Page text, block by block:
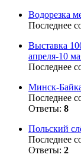
Водорезка
Последнее
Выставка
апреля-10
Последнее
Минск-
Последнее
Ответы: 8
Польский
Последнее
Ответы: 2